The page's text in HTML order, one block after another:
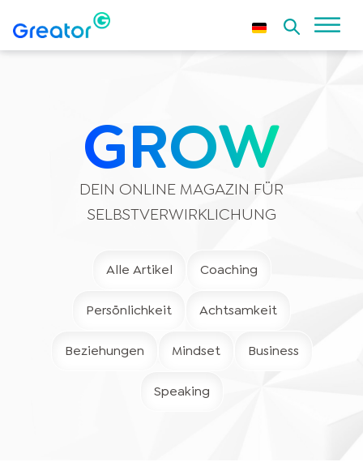
GROW
DEIN ONLINE MAGAZIN FÜR
SELBSTVERWIRKLICHUNG
Alle Artikel Coaching
Persönlichkeit Achtsamkeit
Beziehungen Mindset Business
Speaking